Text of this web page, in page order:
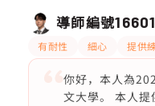
導師編號
有耐性 細心 提供
你好，本人為
文大學。 本人